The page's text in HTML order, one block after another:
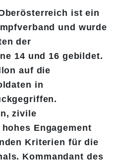
ist ein
und wurde
der
14 und 16 gebildet.
auf die
in
zivile
Engagement
Kriterien für die
Kommandant des